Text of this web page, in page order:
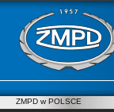
ZMPD w POLSCE